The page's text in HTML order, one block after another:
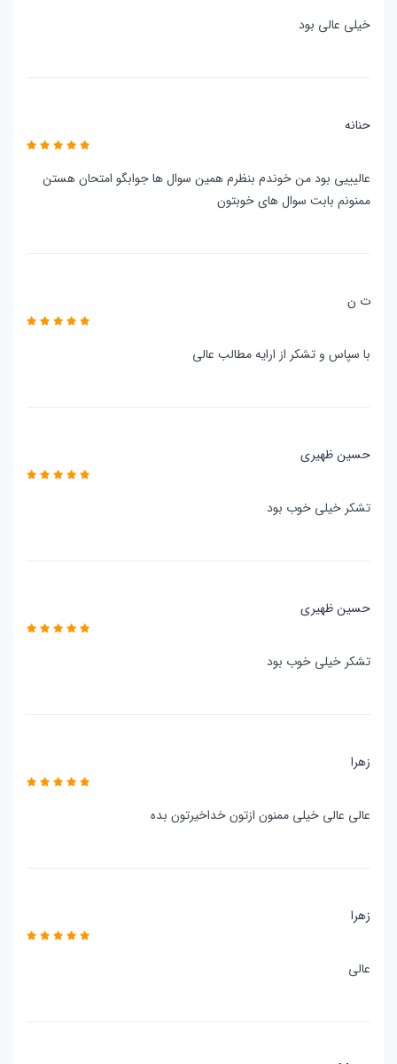
خیلی عالی بود
حنانه
عالیییی بود من خوندم بنظرم همین سوال ها جوابگو امتحان هستن
ممنونم بابت سوال های خوبتون
ت ن
با سپاس و تشکر از ارایه مطالب عالی
حسین ظهیری
تشکر خیلی خوب بود
حسین ظهیری
تشکر خیلی خوب بود
زهرا
عالی عالی خیلی ممنون ازتون خداخیرتون بده
زهرا
عالی